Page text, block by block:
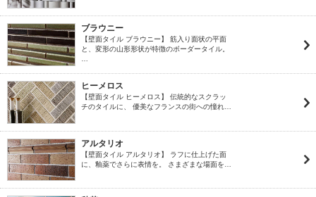
ブラウニー
【壁面タイル ブラウニー】 筋入り面状の平面
と、変形の山形形状が特徴のボーダータイル。
ヒーメロス
【壁面タイル ヒーメロス】 伝統的なスクラッ
チのタイルに、 優美なフランスの街への憧れ…
アルタリオ
【壁面タイル アルタリオ】 ラフに仕上げた面
に、釉薬でさらに表情を。 さまざまな場面を…